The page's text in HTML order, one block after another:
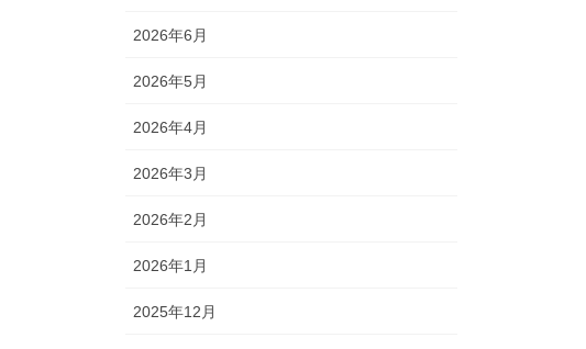
2026年6月
2026年5月
2026年4月
2026年3月
2026年2月
2026年1月
2025年12月